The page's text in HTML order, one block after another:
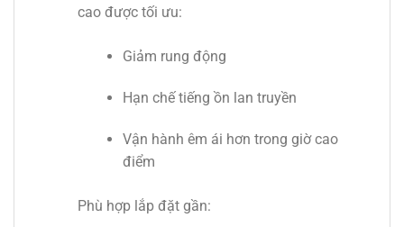
cao được tối ưu:
Giảm rung động
Hạn chế tiếng ồn lan truyền
Vận hành êm ái hơn trong giờ cao
điểm
Phù hợp lắp đặt gần: